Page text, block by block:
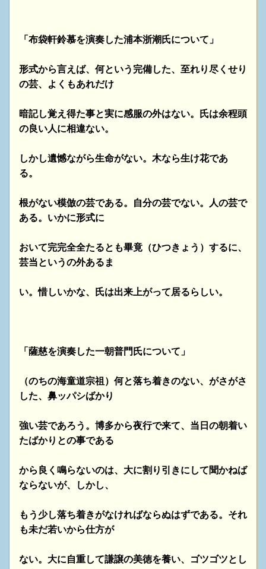
「布袋軒鈴慕を演奏した浦本浙潮氏について」
形式から言えば、何という完備した、至れり尽くせり
の芸、よくもあれだけ
暗記し覚え得た事と実に感服の外はない。氏は余程頭
の良い人に相違ない。
しかし遺憾ながら生命がない。木なら生け花であ
る。
根がない模倣の芸である。自分の芸でない。人の芸で
ある。いかに形式に
おいて完完全全たるとも畢竟（ひつきょう）するに、
芸当というの外あるま
い。惜しいかな、氏は出来上がって居るらしい。
「薩慈を演奏した一朝普門氏について」
（のちの海童道宗祖）何と落ち着きのない、がさがさ
した、鼻ッパシばかり
強い芸であろう。博多から夜行で来て、当日の朝着い
たばかりとの事である
から良く鳴らないのは、大に割り引きにして聞かねば
ならないが、しかし、
もう少し落ち着きがなければならぬはずである。それ
も未だ若いから仕方が
ない。大に自重して謙譲の美徳を養い、ゴツゴツとし